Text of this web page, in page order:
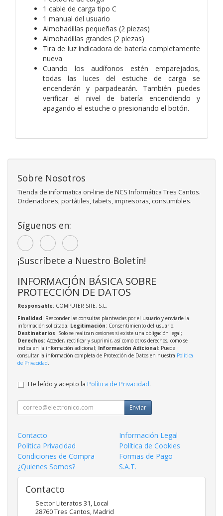
1 cable de carga tipo C
1 manual del usuario
Almohadillas pequeñas (2 piezas)
Almohadillas grandes (2 piezas)
Tira de luz indicadora de batería completamente
nueva
Cuando los audífonos estén emparejados,
todas las luces del estuche de carga se
encenderán y parpadearán. También puedes
verificar el nivel de batería encendiendo y
apagando el estuche o presionando el botón.
Sobre Nosotros
Tienda de informatica on-line de NCS Informática Tres Cantos.
Ordenadores, portátiles, tabets, impresoras, consumibles.
Síguenos en:
¡Suscríbete a Nuestro Boletín!
INFORMACIÓN BÁSICA SOBRE
PROTECCIÓN DE DATOS
Responsable: COMPUTER SITE, S.L.
Finalidad: Responder las consultas planteadas por el usuario y enviarle la
información solicitada; Legitimación: Consentimiento del usuario;
Destinatarios: Solo se realizan cesiones si existe una obligación legal;
Derechos: Acceder, rectificar y suprimir, así como otros derechos, como se
indica en la información adicional; Información Adicional: Puede
consultar la información completa de Protección de Datos en nuestra Política
de Privacidad
He leído y acepto la Política de Privacidad.
Enviar
Contacto
Información Legal
Política Privacidad
Política de Cookies
Condiciones de Compra
Formas de Pago
¿Quienes Somos?
S.A.T.
Contacto
Sector Literatos 31, Local
28760Tres Cantos,Madrid